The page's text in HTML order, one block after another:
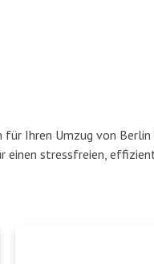
Ihren Umzug von Berlin
einen stressfreien,